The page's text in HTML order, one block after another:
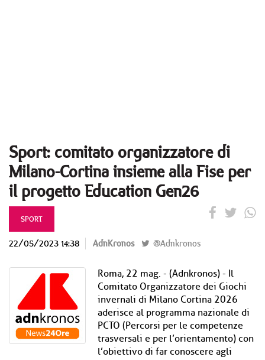
Sport: comitato organizzatore di
Milano-Cortina insieme alla Fise per
il progetto Education Gen26
SPORT
22/05/2023 14:38 AdnKronos @Adnkronos
Roma, 22 mag. - (Adnkronos) - Il
Comitato Organizzatore dei Giochi
invernali di Milano Cortina 2026
aderisce al programma nazionale di
PCTO (Percorsi per le competenze
trasversali e per l’orientamento) con
l’obiettivo di far conoscere agli